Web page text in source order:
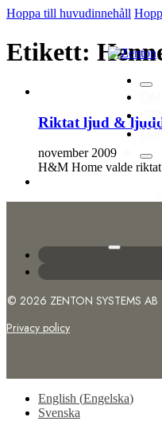
Hoppa till huvudinnehåll
Etikett:
Riktat ljud &
november 2009
H&M Home valde
© 2026 ZENTON SYSTEMS AB
Privacy policy
English (Engelska)
Svenska